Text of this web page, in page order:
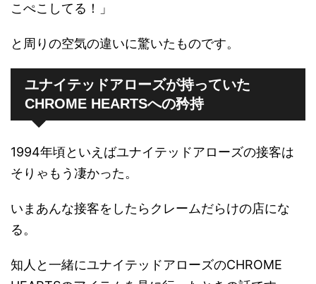
こぺこしてる！」
と周りの空気の違いに驚いたものです。
ユナイテッドアローズが持っていた
CHROME HEARTSへの矜持
1994年頃といえばユナイテッドアローズの接客は
そりゃもう凄かった。
いまあんな接客をしたらクレームだらけの店にな
る。
知人と一緒にユナイテッドアローズのCHROME